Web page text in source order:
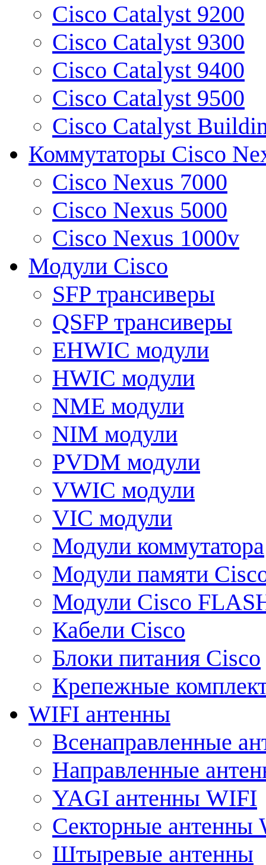
Cisco Catalyst 9200
Cisco Catalyst 9300
Cisco Catalyst 9400
Cisco Catalyst 9500
Cisco Catalyst
Коммутаторы Cisco
Cisco Nexus 7000
Cisco Nexus 5000
Cisco Nexus 1000v
Модули Cisco
SFP трансиверы
QSFP трансиверы
EHWIC модули
HWIC модули
NME модули
NIM модули
PVDM модули
VWIC модули
VIC модули
Модули коммутатора
Модули памяти
Модули Cisco
Кабели Cisco
Блоки питания Cisco
Крепежные
WIFI антенны
Всенаправленные
Направленные
YAGI антенны WIFI
Секторные антенны
Штыревые антенны